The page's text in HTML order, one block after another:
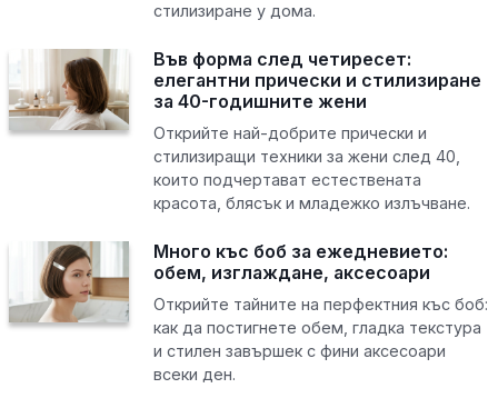
стилизиране у дома.
Във форма след четиресет:
елегантни прически и стилизиране
за 40-годишните жени
Открийте най-добрите прически и
стилизиращи техники за жени след 40,
които подчертават естествената
красота, блясък и младежко излъчване.
Много къс боб за ежедневието:
обем, изглаждане, аксесоари
Открийте тайните на перфектния къс боб:
как да постигнете обем, гладка текстура
и стилен завършек с фини аксесоари
всеки ден.